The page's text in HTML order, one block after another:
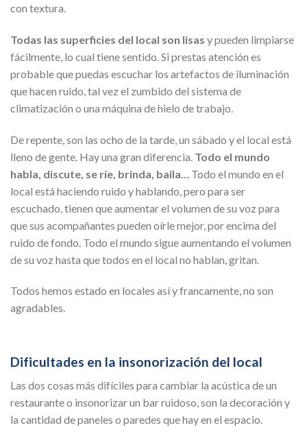
con textura.
Todas las superficies del local son lisas y pueden limpiarse
fácilmente, lo cual tiene sentido. Si prestas atención es
probable que puedas escuchar los artefactos de iluminación
que hacen ruido, tal vez el zumbido del sistema de
climatización o una máquina de hielo de trabajo.
De repente, son las ocho de la tarde, un sábado y el local está
lleno de gente. Hay una gran diferencia. Todo el mundo
habla, discute, se ríe, brinda, baila…
Todo el mundo en el
local está haciendo ruido y hablando, pero para ser
escuchado, tienen que aumentar el volumen de su voz para
que sus acompañantes pueden oírle mejor, por encima del
ruido de fondo. Todo el mundo sigue aumentando el volumen
de su voz hasta que todos en el local no hablan, gritan.
Todos hemos estado en locales así y francamente, no son
agradables.
Dificultades en la insonorización del local
Las dos cosas más difíciles para cambiar la acústica de un
restaurante o insonorizar un bar ruidoso, son la decoración y
la cantidad de paneles o paredes que hay en el espacio.